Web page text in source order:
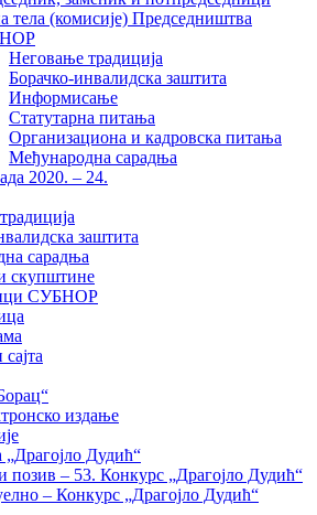
тела (комисије) Председништва
Неговање традиција
Борачко-инвалидска заштита
Информисање
Статутарна питања
Организациона и кадровска питања
Међународна сарадња
2020. – 24.
заштита
сарадња
скупштине
СУБНОР
издање
Дудић“
позив – 53. Конкурс „Драгојло Дудић“
– Конкурс „Драгојло Дудић“